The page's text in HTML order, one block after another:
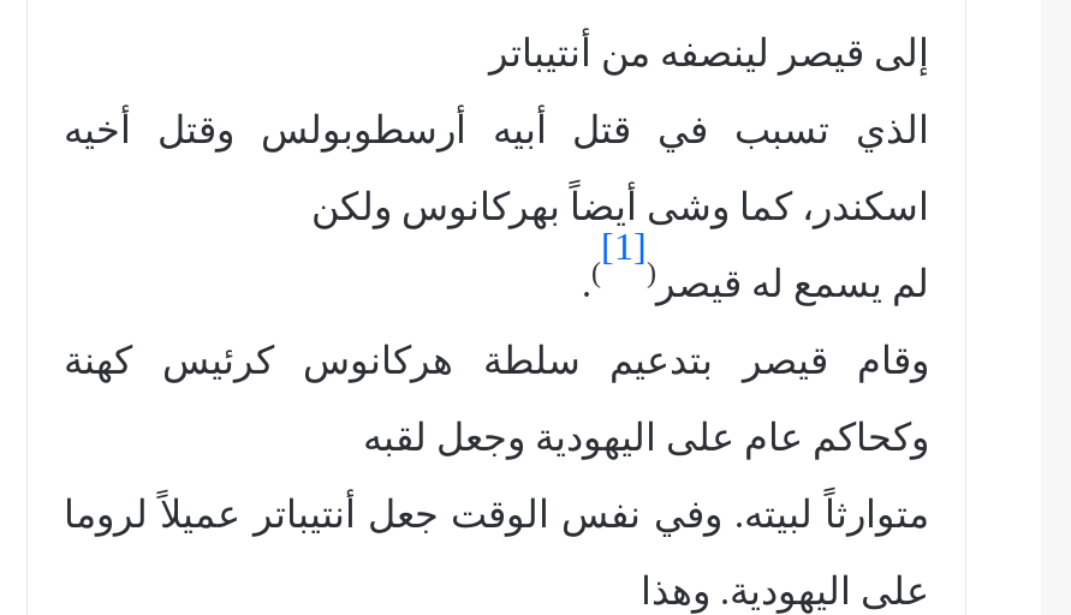
إلى قيصر لينصفه من أنتيباتر
الذي تسبب في قتل أبيه أرسطوبولس وقتل أخيه
اسكندر، كما وشى أيضاً بهركانوس ولكن
لم يسمع له قيصر (
[1]
)
.
وقام قيصر بتدعيم سلطة هركانوس كرئيس كهنة
وكحاكم عام على اليهودية وجعل لقبه
متوارثاً لبيته. وفي نفس الوقت جعل أنتيباتر عميلاً لروما
على اليهودية. وهذا